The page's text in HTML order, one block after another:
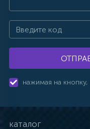
нажимая на
каталог